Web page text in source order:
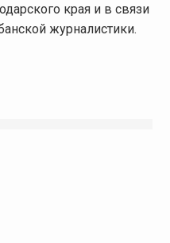
края и в связи
журналистики.